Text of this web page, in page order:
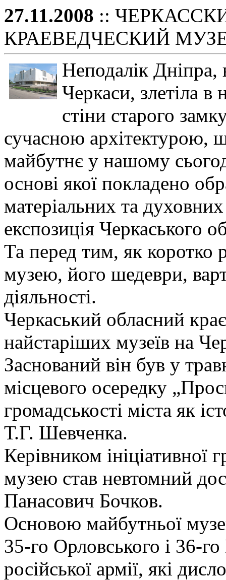
27.11.2008 ::
КРАЕВЕДЧЕСКИЙ
Неподалік Дніпра,
Черкаси, злетіла в
стіни старого
сучасною архітектурою,
майбутнє у нашому
основі якої покладено
матеріальних та
експозиція Черкаського
Та перед тим, як коротко
музею, його шедеври,
діяльності.
Черкаський обласний
найстаріших музеїв на
Заснований він був у
місцевого осередку
громадськості міста як
Т.Г. Шевченка.
Керівником
музею став невтомний
Панасович Бочков.
Основою майбутньої
35-го Орловського і 36-
російської армії, які